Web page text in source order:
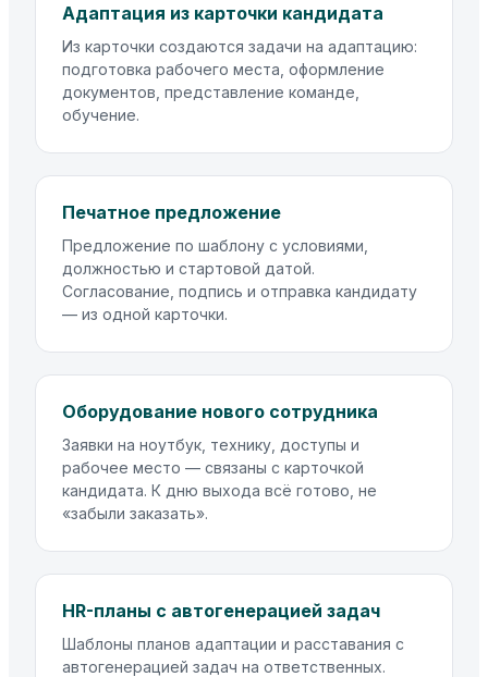
Адаптация из карточки кандидата
Из карточки создаются задачи на адаптацию:
подготовка рабочего места, оформление
документов, представление команде,
обучение.
Печатное предложение
Предложение по шаблону с условиями,
должностью и стартовой датой.
Согласование, подпись и отправка кандидату
— из одной карточки.
Оборудование нового сотрудника
Заявки на ноутбук, технику, доступы и
рабочее место — связаны с карточкой
кандидата. К дню выхода всё готово, не
«забыли заказать».
HR-планы с автогенерацией задач
Шаблоны планов адаптации и расставания с
автогенерацией задач на ответственных.